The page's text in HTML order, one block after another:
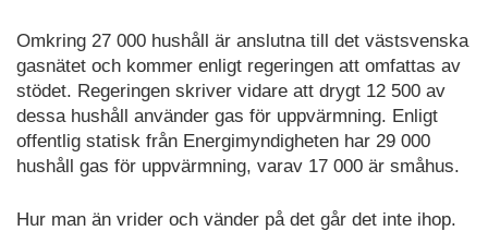
Omkring 27 000 hushåll är anslutna till det västsvenska
gasnätet och kommer enligt regeringen att omfattas av
stödet. Regeringen skriver vidare att drygt 12 500 av
dessa hushåll använder gas för uppvärmning. Enligt
offentlig statisk från Energimyndigheten har 29 000
hushåll gas för uppvärmning, varav 17 000 är småhus.
Hur man än vrider och vänder på det går det inte ihop.